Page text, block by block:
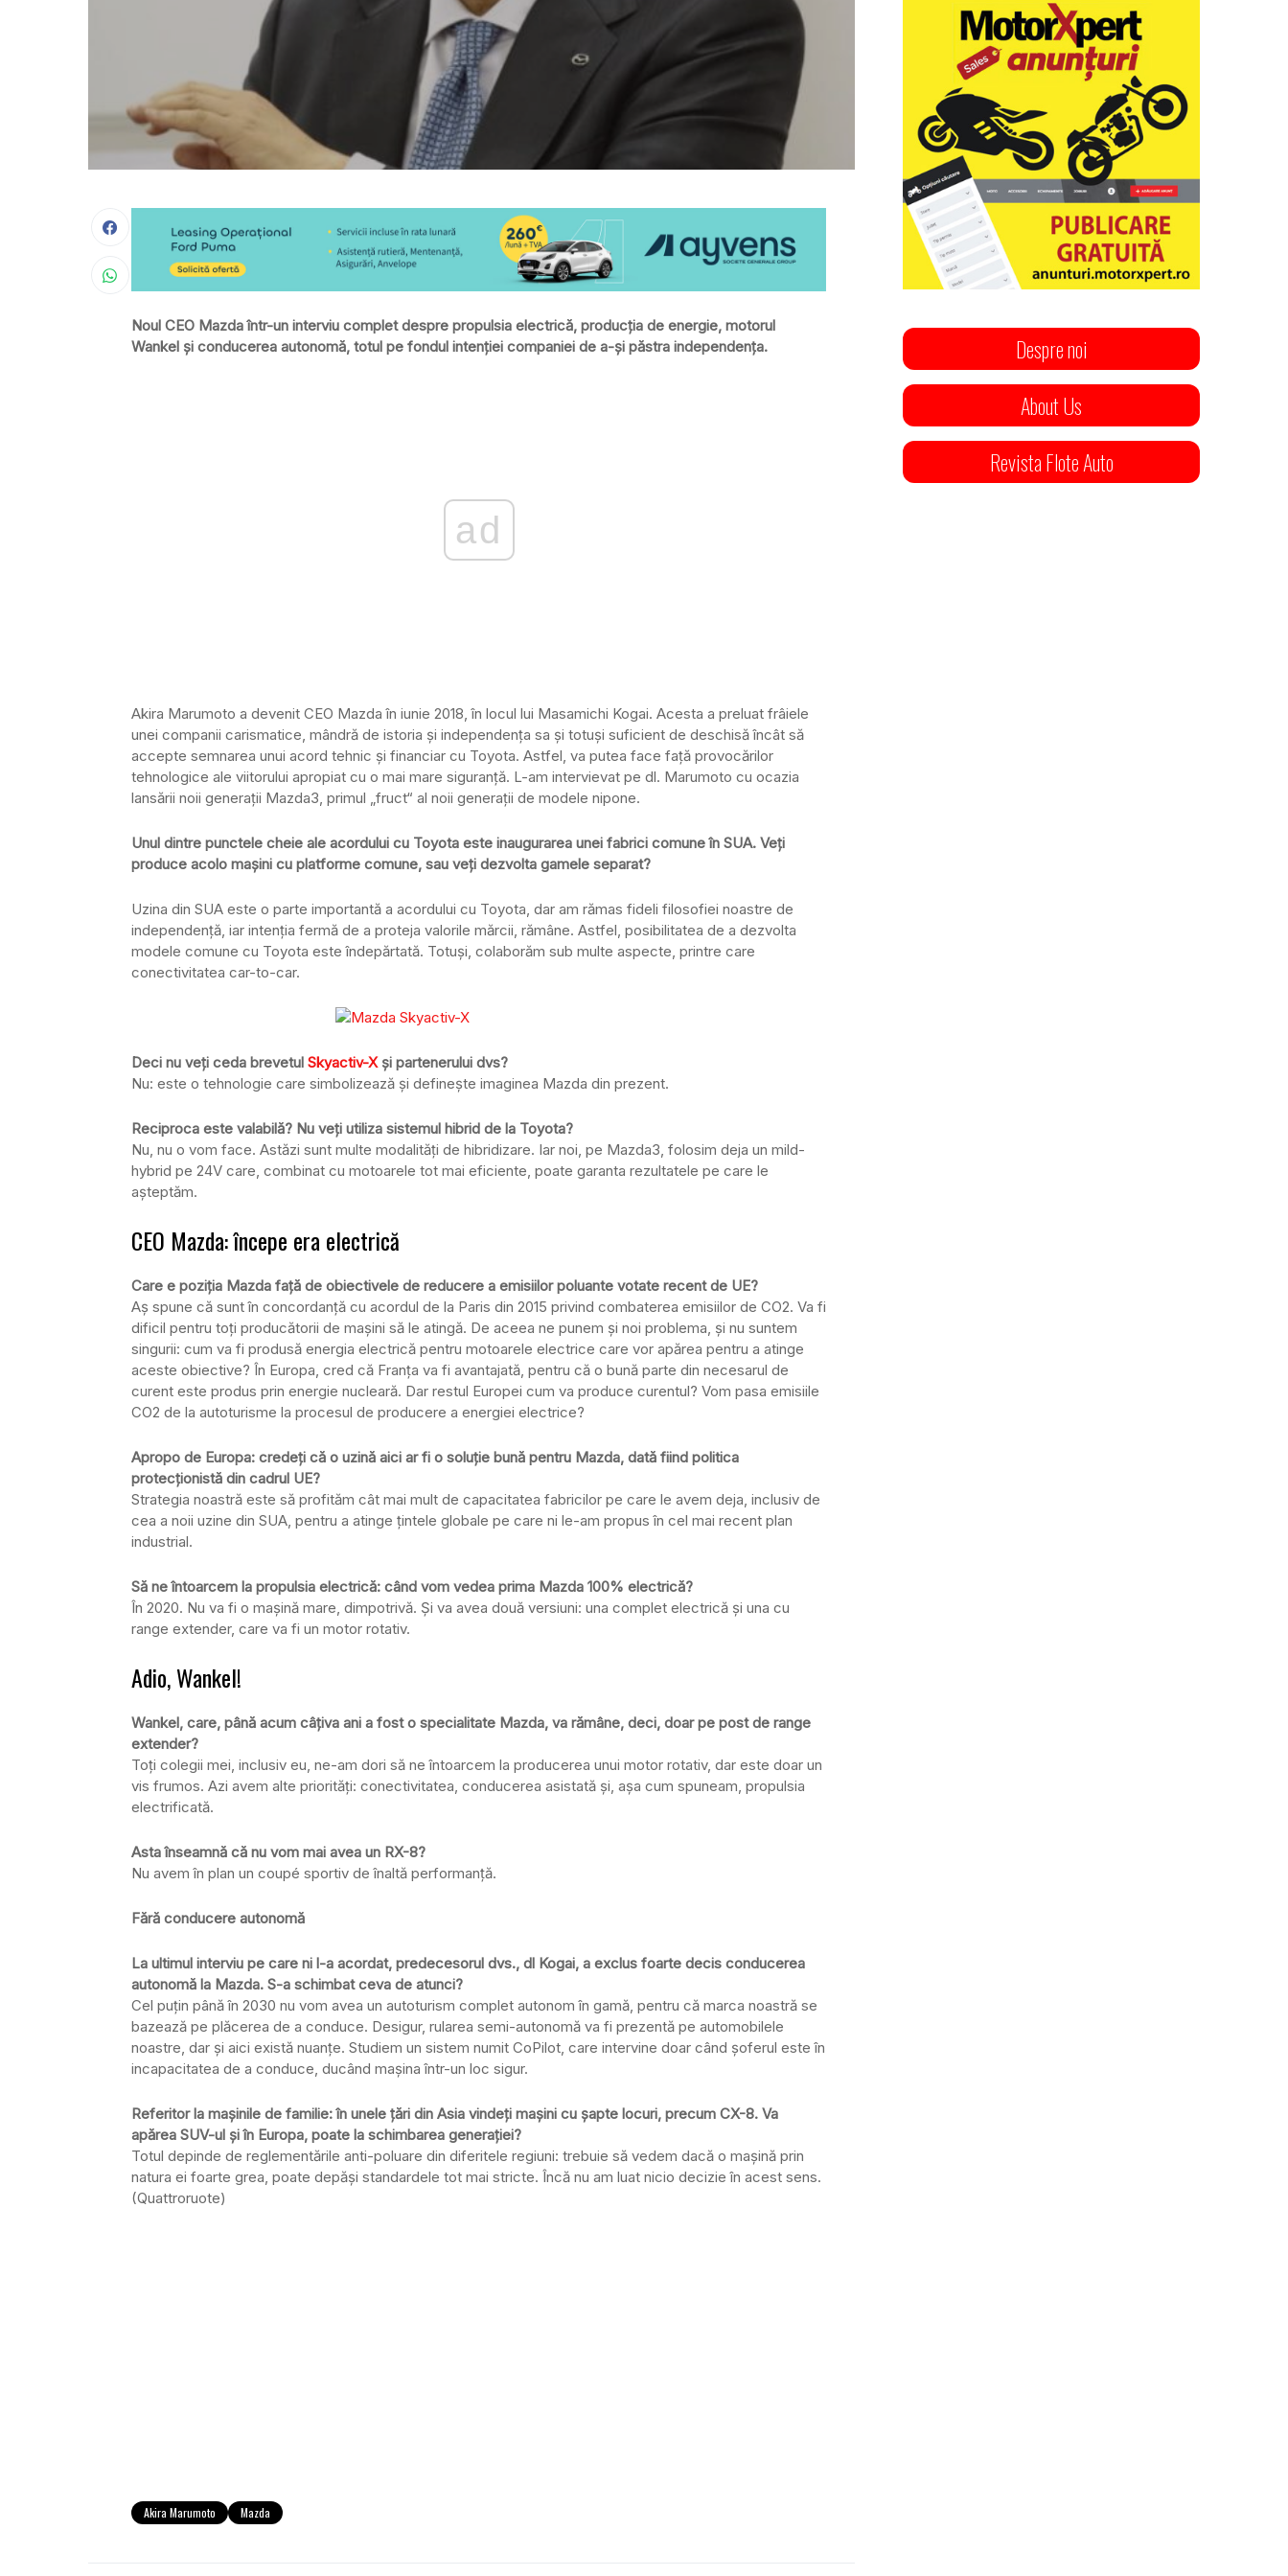
Noul CEO Mazda într-un interviu complet despre propulsia electrică, producția de energie, motorul
Wankel și conducerea autonomă, totul pe fondul intenției companiei de a-și păstra independența.
ad
Akira Marumoto a devenit CEO Mazda în iunie 2018, în locul lui Masamichi Kogai. Acesta a preluat frâiele
unei companii carismatice, mândră de istoria și independența sa și totuși suficient de deschisă încât să
accepte semnarea unui acord tehnic și financiar cu Toyota. Astfel, va putea face față provocărilor
tehnologice ale viitorului apropiat cu o mai mare siguranță. L-am intervievat pe dl. Marumoto cu ocazia
lansării noii generații Mazda3, primul „fruct“ al noii generații de modele nipone.
Unul dintre punctele cheie ale acordului cu Toyota este inaugurarea unei fabrici comune în SUA. Veți
produce acolo mașini cu platforme comune, sau veți dezvolta gamele separat?
Uzina din SUA este o parte importantă a acordului cu Toyota, dar am rămas fideli filosofiei noastre de
independență, iar intenția fermă de a proteja valorile mărcii, rămâne. Astfel, posibilitatea de a dezvolta
modele comune cu Toyota este îndepărtată. Totuși, colaborăm sub multe aspecte, printre care
conectivitatea car-to-car.
Deci nu veți ceda brevetul Skyactiv-Xși partenerului dvs?
Nu: este o tehnologie care simbolizează și definește imaginea Mazda din prezent.
Reciproca este valabilă? Nu veți utiliza sistemul hibrid de la Toyota?
Nu, nu o vom face. Astăzi sunt multe modalități de hibridizare. Iar noi, pe Mazda3, folosim deja un mild-
hybrid pe 24V care, combinat cu motoarele tot mai eficiente, poate garanta rezultatele pe care le
așteptăm.
CEO Mazda: începe era electrică
Care e poziția Mazda față de obiectivele de reducere a emisiilor poluante votate recent de UE?
Aș spune că sunt în concordanță cu acordul de la Paris din 2015 privind combaterea emisiilor de CO2. Va fi
dificil pentru toți producătorii de mașini să le atingă. De aceea ne punem și noi problema, și nu suntem
singurii: cum va fi produsă energia electrică pentru motoarele electrice care vor apărea pentru a atinge
aceste obiective? În Europa, cred că Franța va fi avantajată, pentru că o bună parte din necesarul de
curent este produs prin energie nucleară. Dar restul Europei cum va produce curentul? Vom pasa emisiile
CO2 de la autoturisme la procesul de producere a energiei electrice?
Apropo de Europa: credeți că o uzină aici ar fi o soluție bună pentru Mazda, dată fiind politica
protecționistă din cadrul UE?
Strategia noastră este să profităm cât mai mult de capacitatea fabricilor pe care le avem deja, inclusiv de
cea a noii uzine din SUA, pentru a atinge țintele globale pe care ni le-am propus în cel mai recent plan
industrial.
Să ne întoarcem la propulsia electrică: când vom vedea prima Mazda 100% electrică?
În 2020. Nu va fi o mașină mare, dimpotrivă. Și va avea două versiuni: una complet electrică și una cu
range extender, care va fi un motor rotativ.
Adio, Wankel!
Wankel, care, până acum câțiva ani a fost o specialitate Mazda, va rămâne, deci, doar pe post de range
extender?
Toți colegii mei, inclusiv eu, ne-am dori să ne întoarcem la producerea unui motor rotativ, dar este doar un
vis frumos. Azi avem alte priorități: conectivitatea, conducerea asistată și, așa cum spuneam, propulsia
electrificată.
Asta înseamnă că nu vom mai avea un RX-8?
Nu avem în plan un coupé sportiv de înaltă performanță.
Fără conducere autonomă
La ultimul interviu pe care ni l-a acordat, predecesorul dvs., dl Kogai, a exclus foarte decis conducerea
autonomă la Mazda. S-a schimbat ceva de atunci?
Cel puțin până în 2030 nu vom avea un autoturism complet autonom în gamă, pentru că marca noastră se
bazează pe plăcerea de a conduce. Desigur, rularea semi-autonomă va fi prezentă pe automobilele
noastre, dar și aici există nuanțe. Studiem un sistem numit CoPilot, care intervine doar când șoferul este în
incapacitatea de a conduce, ducând mașina într-un loc sigur.
Referitor la mașinile de familie: în unele țări din Asia vindeți mașini cu șapte locuri, precum CX-8. Va
apărea SUV-ul și în Europa, poate la schimbarea generației?
Totul depinde de reglementările anti-poluare din diferitele regiuni: trebuie să vedem dacă o mașină prin
natura ei foarte grea, poate depăși standardele tot mai stricte. Încă nu am luat nicio decizie în acest sens.
(Quattroruote)
Akira Marumoto Mazda
Despre noi
About Us
Revista Flote Auto